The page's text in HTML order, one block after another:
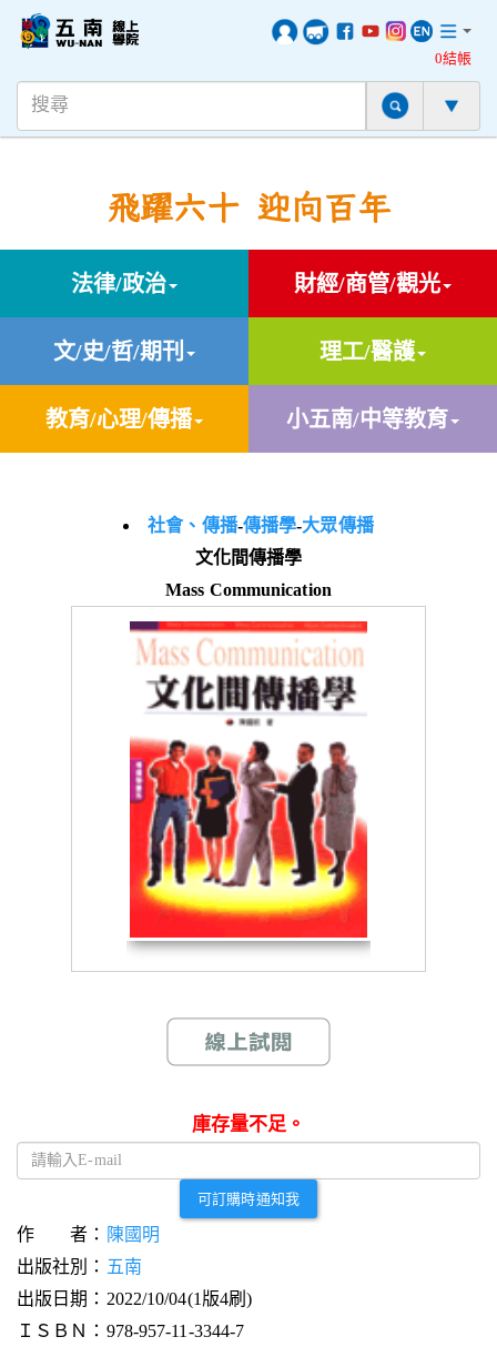
0結帳
飛躍六十 迎向百年
法律/政治 財經/商管/觀光
文/史/哲/期刊 理工/醫護
教育/心理/傳播 小五南/中等教育
社會、傳播-傳播學-大眾傳播
文化間傳播學
Mass Communication
庫存量不足。
可訂購時通知我
作 者： 陳國明
出版社別： 五南
出版日期：2022/10/04(1版4刷)
ＩＳＢＮ：978-957-11-3344-7